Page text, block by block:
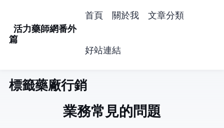
活力藥師網番外
篇
首頁 關於我 文章分類
好站連結
標籤: 藥廠行銷 (5)
業務常見的問題